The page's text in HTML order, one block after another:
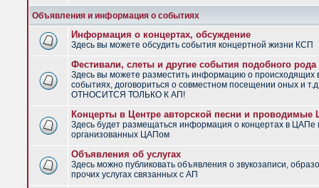
Объявления и информация о событиях
Информация о концертах, обсуждение
Здесь вы можете обсудить события концертной жизни КСП
Фестивали, слеты и другие события подобного рода
Здесь вы можете разместить информацию о
событиях, договориться о совместном посещении оных и
ОТНОСИТСЯ ТОЛЬКО К АП!
Концерты в Центре авторской песни и
Здесь будет размещаться информация о концертах в ЦАПе
организованных ЦАПом
Объявления об услугах
Здесь можно публиковать объявления о звукозаписи,
прочих услугах связанных с АП